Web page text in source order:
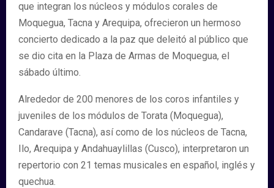
que integran los núcleos y módulos corales de
Moquegua, Tacna y Arequipa, ofrecieron un hermoso
concierto dedicado a la paz que deleitó al público que
se dio cita en la Plaza de Armas de Moquegua, el
sábado último.
Alrededor de 200 menores de los coros infantiles y
juveniles de los módulos de Torata (Moquegua),
Candarave (Tacna), así como de los núcleos de Tacna,
Ilo, Arequipa y Andahuaylillas (Cusco), interpretaron un
repertorio con 21 temas musicales en español, inglés y
quechua.